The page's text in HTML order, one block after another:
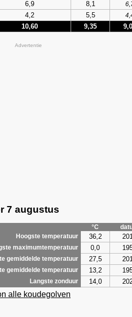
6,9 8,1
4,2 5,5
10,60 9,35
Advertentie
7 augustus
°C
Hoogste temperatuur
36,2
maximumtemperatuur 0,0
gemiddelde temperatuur 27,5
gemiddelde temperatuur 13,2
Langste zonduur 14,0
alle koudegolven